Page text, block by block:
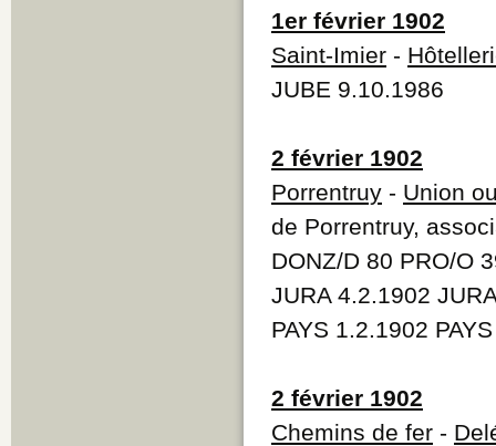
1er février 1902
Saint-Imier -
JUBE 9.10.1986
2 février 1902
Porrentruy - Union
de Porrentruy,
DONZ/D 80 PRO/O
JURA 4.2.1902
PAYS 1.2.1902
2 février 1902
Chemins de fer -